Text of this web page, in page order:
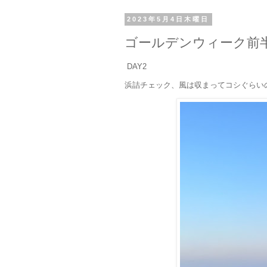
2023年5月4日木曜日
ゴールデンウィーク前
DAY2
浜詰チェック、風は収まってコシぐらい